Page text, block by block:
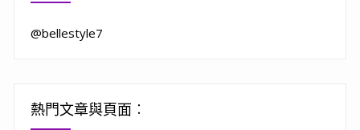
@bellestyle7
熱門文章與頁面︰